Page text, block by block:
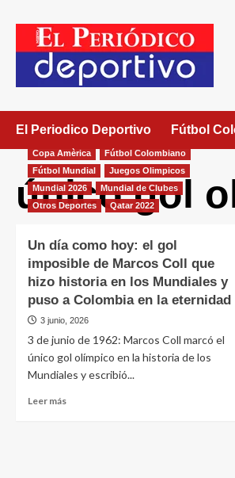
El Periodico Deportivo Fútbol
único gol
Copa Amèrica
Fútbol Colombiano
Fútbol Mundial
Juegos Olimpicos
Mundial 2026
Mundial de Clubes
Otros Deportes
Qatar 2022
Un día como hoy: el gol
imposible de Marcos Coll que
hizo historia en los Mundiales y
puso a Colombia en la eternidad
3 junio, 2026
3 de junio de 1962: Marcos Coll marcó el
único gol olímpico en la historia de los
Mundiales y escribió...
Leer más